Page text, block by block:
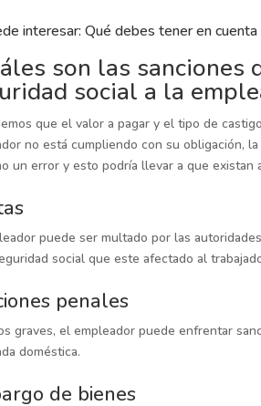
interesar: Qué debes tener en
son las
social a la
que el valor a pagar y el tipo de
no está cumpliendo con su obligación,
un error y esto podría llevar a que existan
puede ser multado por las
social que este afectado al
penales
graves, el empleador puede enfrentar
doméstica.
de bienes